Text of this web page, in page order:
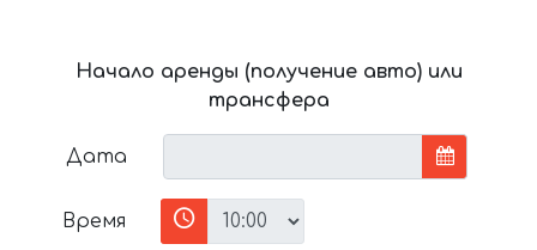
Начало аренды (получение авто) или
трансфера
Дата
Время